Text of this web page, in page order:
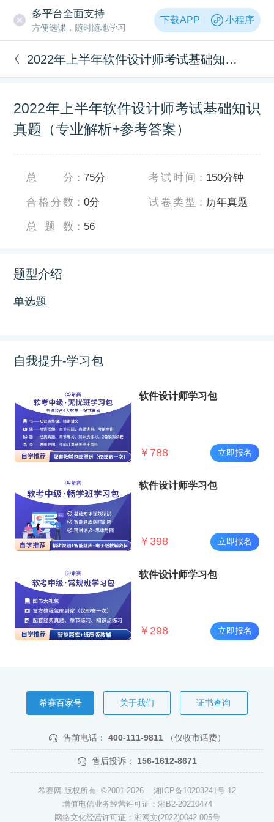
多平台全面支持
方便选课，随时随地学习
下载APP 小程序
2022年上半年软件设计师考试基础知识真题（专业解析+参考答案）
2022年上半年软件设计师考试基础知识
真题（专业解析+参考答案）
总分 ：75分
合格分数 ：0分
总题数 ： 56
考试时间 ： 150分钟
试卷类型 ： 历年真题
题型介绍
单选题
自我提升-学习包
软件设计师学习包
￥ 788 立即报名
软件设计师学习包
￥ 398 立即报名
软件设计师学习包
￥ 298 立即报名
希赛百家号 关于我们 证书查询
售前电话： 400-111-9811 （仅收市话费）
售后投诉： 156-1612-8671
希赛网 版权所有 ©2001-2026 湘ICP备10203241号-12
增值电信业务经营许可证：湘B2-20210474
网络文化经营许可证：湘网文(2022)0042-005号